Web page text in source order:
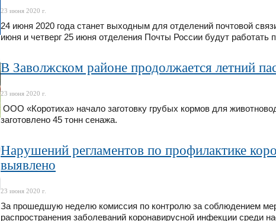
23 июня 2020 г.
24 июня 2020 года станет выходным для отделений почтовой
июня и четверг 25 июня отделения Почты России будут работать
В Заволжском районе продолжается летний
23 июня 2020 г.
ООО «Коротиха» начало заготовку грубых кормов для
заготовлено 45 тонн сенажа.
Нарушений регламентов по профилактике
выявлено
23 июня 2020 г.
За прошедшую неделю комиссия по контролю за соблюдением
распространения заболеваний коронавирусной инфекции среди